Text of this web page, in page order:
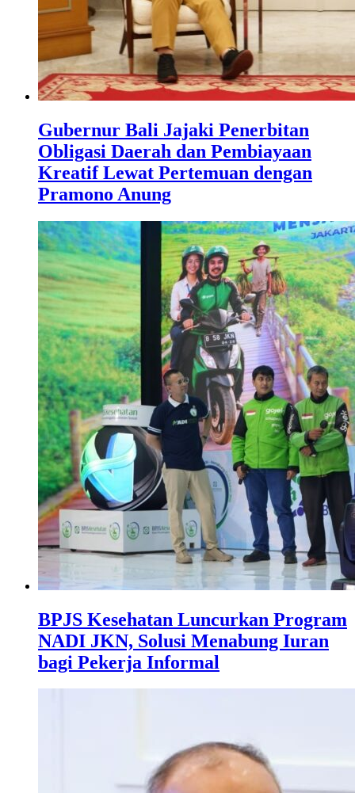
Gubernur Bali Jajaki Penerbitan
Obligasi Daerah dan Pembiayaan
Kreatif Lewat Pertemuan dengan
Pramono Anung
BPJS Kesehatan Luncurkan Program
NADI JKN, Solusi Menabung Iuran
bagi Pekerja Informal